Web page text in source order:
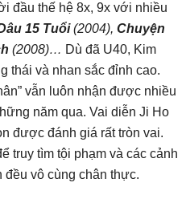
đầu thế hệ 8x, 9x với nhiều
15 Tuổi(2004), Chuyện
(2008)… Dù đã U40, Kim
thái và nhan sắc đỉnh cao.
vẫn luôn nhận được nhiều
năm qua. Vai diễn Ji Ho
được đánh giá rất tròn vai.
truy tìm tội phạm và các cảnh
đều vô cùng chân thực.